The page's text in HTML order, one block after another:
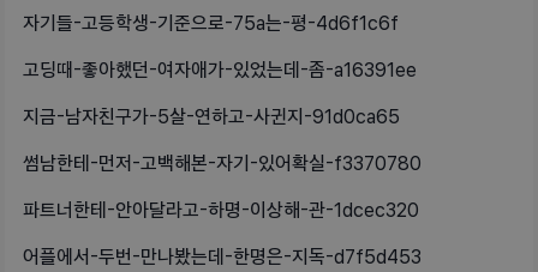
자기들-고등학생-기준으로-75a는-평-4d6f1c6f
고딩때-좋아했던-여자애가-있었는데-좀-a16391ee
지금-남자친구가-5살-연하고-사귄지-91d0ca65
썸남한테-먼저-고백해본-자기-있어확실-f3370780
파트너한테-안아달라고-하명-이상해-관-1dcec320
어플에서-두번-만나봤는데-한명은-지독-d7f5d453